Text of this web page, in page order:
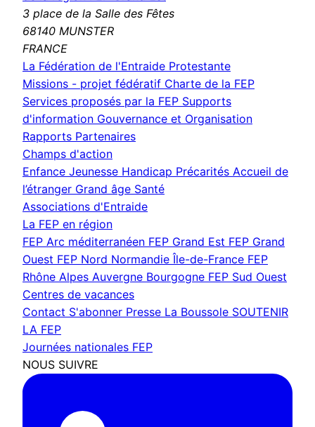
3 place de la Salle des Fêtes
68140 MUNSTER
FRANCE
La Fédération de l'Entraide Protestante
Missions - projet fédératif Charte de la FEP
Services proposés par la FEP Supports
d'information Gouvernance et Organisation
Rapports Partenaires
Champs d'action
Enfance Jeunesse Handicap Précarités Accueil de
l’étranger Grand âge Santé
Associations d'Entraide
La FEP en région
FEP Arc méditerranéen FEP Grand Est FEP Grand
Ouest FEP Nord Normandie Île-de-France FEP
Rhône Alpes Auvergne Bourgogne FEP Sud Ouest
Centres de vacances
Contact S'abonner Presse La Boussole SOUTENIR
LA FEP
Journées nationales FEP
NOUS SUIVRE